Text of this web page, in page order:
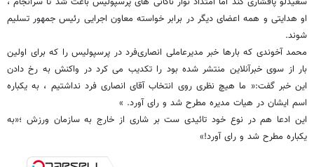
او هدایتی و همه اعضای دیگر در برابر خواسته معاون اجرایی رئیس جمهور تسلیم
شوند.
محمد آخوندی که بارها خبر مدیرعاملی انصاری‌فرد در پرسپولیس را که برای اولین
بار از سوی خبرآنلاین منتشر شده بود را تکدیب می کرد در واکنش به رخ دادن
این خبر گفت:« ما هیچ نظری روی انتخاب آقای انصاری فرد نداشتیم ، به یکباره
اسم ایشان در هیات مدیره مطرح شد و رای آورد. »
این ادعا هم در نوع خود تائیدی ست بر شاری از خارج به سازمان ورزش ؛«به
یکباره مطرح شد و رای آورد!»